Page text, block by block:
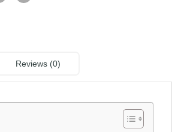
Reviews (0)